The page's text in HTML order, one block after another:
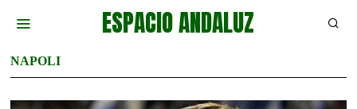
ESPACIO ANDALUZ
NAPOLI